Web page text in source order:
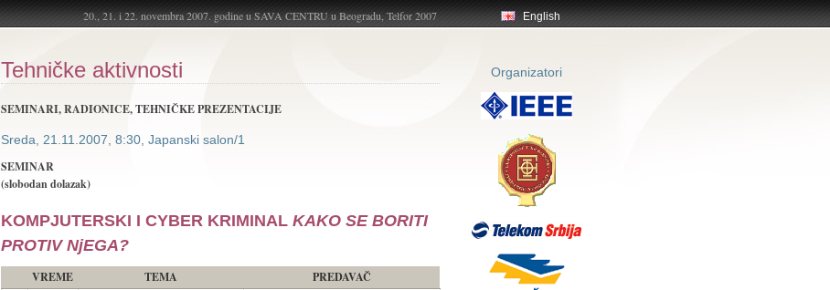
English
20., 21. i 22. novembra 2007. godine u SAVA CENTRU u Beogradu, Telfor 2007
Tehničke aktivnosti
SEMINARI, RADIONICE, TEHNIČKE PREZENTACIJE
Sreda, 21.11.2007, 8:30, Japanski salon/1
SEMINAR
(slobodan dolazak)
KOMPJUTERSKI I CYBER KRIMINAL KAKO SE BORITI
PROTIV NjEGA?
VREME TEMA PREDAVAČ
Organizatori